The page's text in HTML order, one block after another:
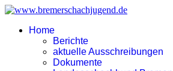
Home
Berichte
aktuelle Ausschreibungen
Dokumente